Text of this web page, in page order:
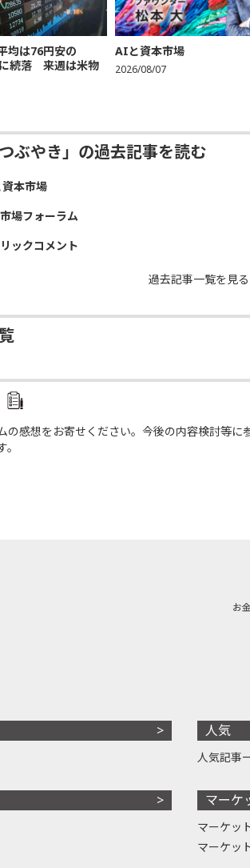
均は76円安の
続落 来週は米物
AIと資本市場
2026/08/07
ぶやき」の過去記事を読む
本市場
場フォーラム
ックコメント
過去記事一覧を見る
の感想をお寄せください。今後の内容検討等に
お
人気
人気記事
マーケ
マーケッ
マーケッ